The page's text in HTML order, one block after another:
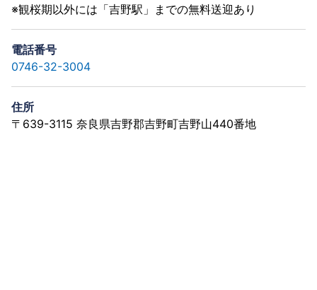
※観桜期以外には「吉野駅」までの無料送迎あり
電話番号
0746-32-3004
住所
〒639-3115 奈良県吉野郡吉野町吉野山440番地